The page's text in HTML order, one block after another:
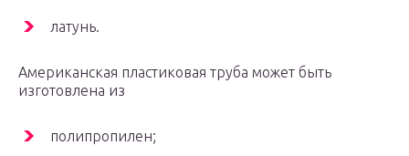
латунь.
Американская пластиковая труба может быть
изготовлена ​​из
полипропилен;